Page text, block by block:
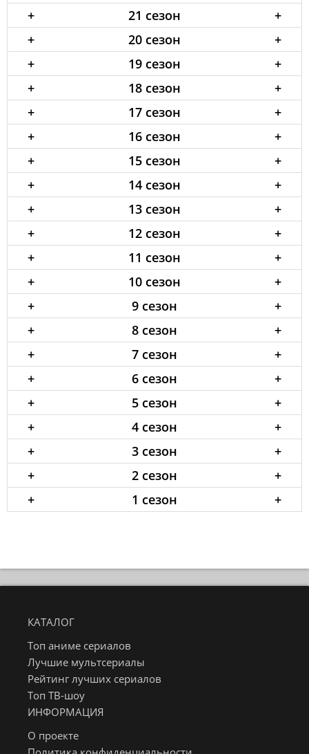
+
21 сезон
+
+
20 сезон
+
+
19 сезон
+
+
18 сезон
+
+
17 сезон
+
+
16 сезон
+
+
15 сезон
+
+
14 сезон
+
+
13 сезон
+
+
12 сезон
+
+
11 сезон
+
+
10 сезон
+
+
9 сезон
+
+
8 сезон
+
+
7 сезон
+
+
6 сезон
+
+
5 сезон
+
+
4 сезон
+
+
3 сезон
+
+
2 сезон
+
+
1 сезон +
КАТАЛОГ
Топ аниме сериалов
Лучшие мультсериалы
Рейтинг лучших сериалов
Топ ТВ-шоу
ИНФОРМАЦИЯ
О проекте